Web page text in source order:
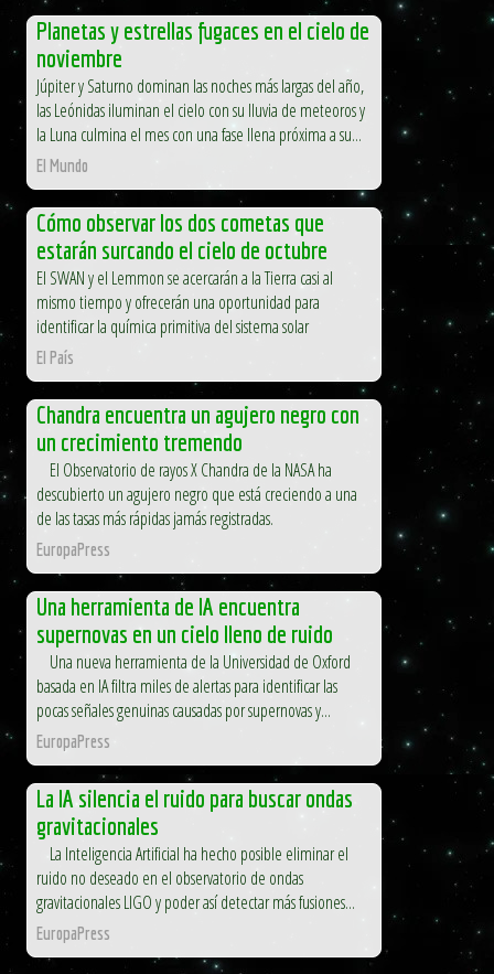
Planetas y estrellas fugaces en el cielo de
noviembre
Júpiter y Saturno dominan las noches más largas del año,
las Leónidas iluminan el cielo con su lluvia de meteoros y
la Luna culmina el mes con una fase llena próxima a su...
El Mundo
Cómo observar los dos cometas que
estarán surcando el cielo de octubre
El SWAN y el Lemmon se acercarán a la Tierra casi al
mismo tiempo y ofrecerán una oportunidad para
identificar la química primitiva del sistema solar
El País
Chandra encuentra un agujero negro con
un crecimiento tremendo
El Observatorio de rayos X Chandra de la NASA ha
descubierto un agujero negro que está creciendo a una
de las tasas más rápidas jamás registradas.
EuropaPress
Una herramienta de IA encuentra
supernovas en un cielo lleno de ruido
Una nueva herramienta de la Universidad de Oxford
basada en IA filtra miles de alertas para identificar las
pocas señales genuinas causadas por supernovas y...
EuropaPress
La IA silencia el ruido para buscar ondas
gravitacionales
La Inteligencia Artificial ha hecho posible eliminar el
ruido no deseado en el observatorio de ondas
gravitacionales LIGO y poder así detectar más fusiones...
EuropaPress